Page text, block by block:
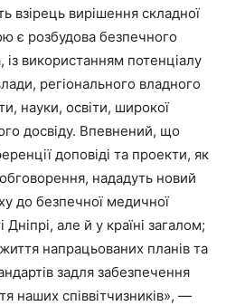
взірець вирішення складної
є розбудова безпечного
використанням потенціалу
регіонального владного
науки, освіти, широкої
досвіду. Впевнений, що
доповіді та проекти, як
нададуть новий
до безпечної медичної
але й у країні загалом;
напрацьованих планів та
задля забезпечення
наших співвітчизників», —